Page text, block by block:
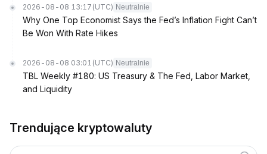
2026-08-08 13:17 (UTC) Neutralnie
Why One Top Economist Says the Fed’s Inflation Fight Can’t
Be Won With Rate Hikes
2026-08-08 03:01 (UTC) Neutralnie
TBL Weekly #180: US Treasury & The Fed, Labor Market,
and Liquidity
Trendujące kryptowaluty